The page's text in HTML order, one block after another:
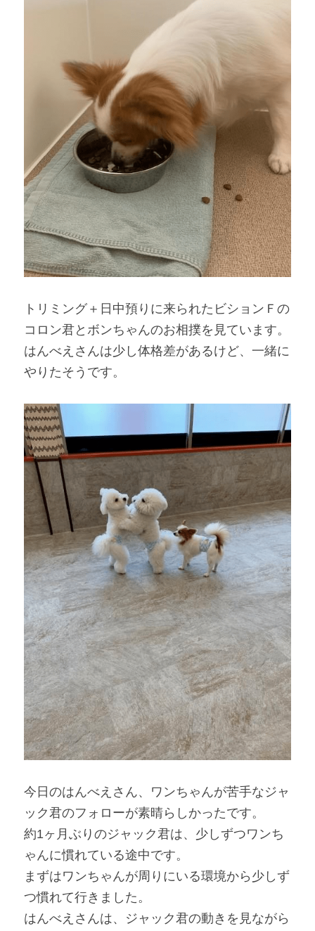
トリミング＋日中預りに来られたビションＦの
コロン君とボンちゃんのお相撲を見ています。
はんべえさんは少し体格差があるけど、一緒に
やりたそうです。
今日のはんべえさん、ワンちゃんが苦手なジャ
ック君のフォローが素晴らしかったです。
約1ヶ月ぶりのジャック君は、少しずつワンち
ゃんに慣れている途中です。
まずはワンちゃんが周りにいる環境から少しず
つ慣れて行きました。
はんべえさんは、ジャック君の動きを見ながら